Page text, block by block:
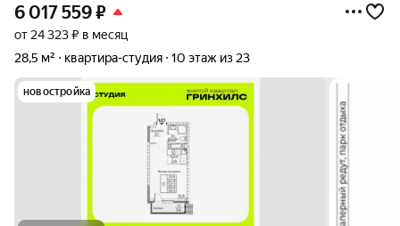
6 017 559₽
от 24 323 ₽ в месяц
28,5 м²
квартира-студия 10 этаж из 23
новостройка